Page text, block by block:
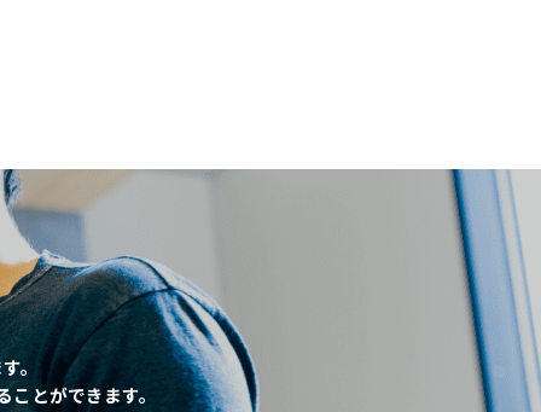
。
とができます。
閉じる
件 こだわり条件